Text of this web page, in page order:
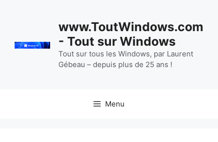
www.ToutWindows.com
- Tout sur Windows
Tout sur tous les Windows, par Laurent
Gébeau – depuis plus de 25 ans !
Menu